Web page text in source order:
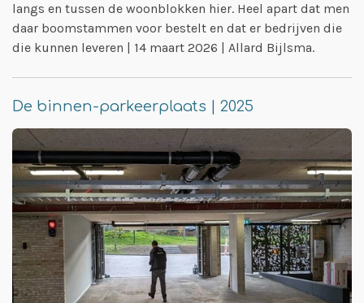
langs en tussen de woonblokken hier. Heel apart dat men
daar boomstammen voor bestelt en dat er bedrijven die
die kunnen leveren | 14 maart 2026 | Allard Bijlsma.
De binnen-parkeerplaats | 2025